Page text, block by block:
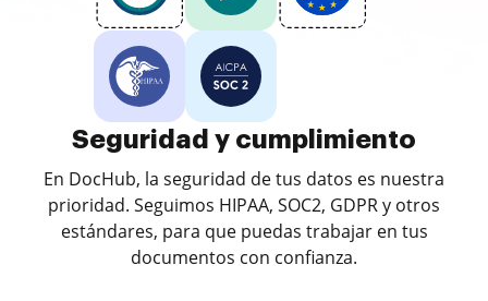
Seguridad y cumplimiento
En DocHub, la seguridad de tus datos es nuestra
prioridad. Seguimos HIPAA, SOC2, GDPR y otros
estándares, para que puedas trabajar en tus
documentos con confianza.